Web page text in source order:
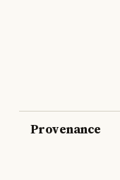
Provenance